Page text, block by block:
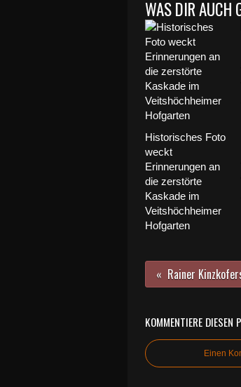
WAS DIR AUCH
Historisches Foto
weckt
Erinnerungen an
die zerstörte
Kaskade im
Veitshöchheimer
Hofgarten
KOMMENTIERE DIESEN
Einen